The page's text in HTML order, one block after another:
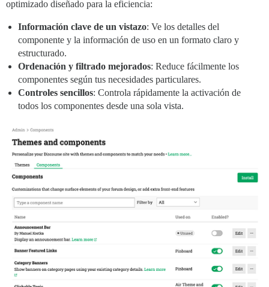
optimizado diseñado para la eficiencia:
Información clave de un vistazo: Ve los detalles del
componente y la información de uso en un formato claro y
estructurado.
Ordenación y filtrado mejorados: Reduce fácilmente los
componentes según tus necesidades particulares.
Controles sencillos: Controla rápidamente la activación de
todos los componentes desde una sola vista.